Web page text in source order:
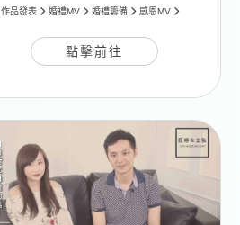
作品發表 婚禮MV 婚禮籌備 感恩MV
點擊前往